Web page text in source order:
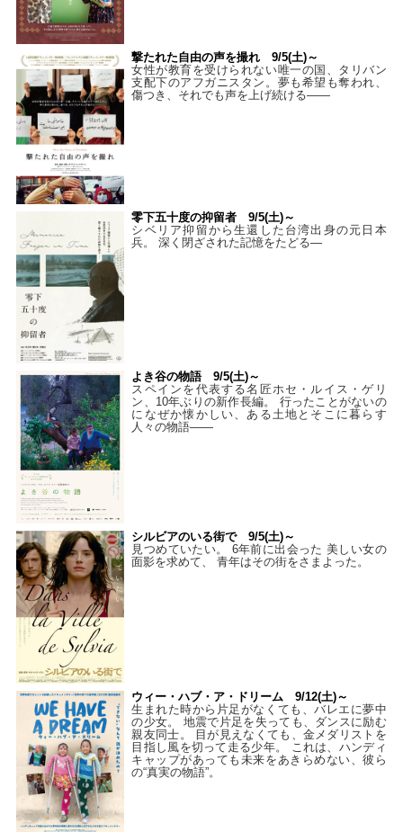
撃たれた自由の声を撮れ 9/5(土)～
女性が教育を受けられない唯一の国、タリバン
支配下のアフガニスタン。夢も希望も奪われ、
傷つき、それでも声を上げ続ける——
零下五十度の抑留者 9/5(土)～
シベリア抑留から生還した台湾出身の元日本
兵。 深く閉ざされた記憶をたどる—
よき谷の物語 9/5(土)～
スペインを代表する名匠ホセ・ルイス・ゲリ
ン、10年ぶりの新作長編。 行ったことがないの
になぜか懐かしい、ある土地とそこに暮らす
人々の物語――
シルビアのいる街で 9/5(土)～
見つめていたい。 6年前に出会った 美しい女の
面影を求めて、 青年はその街をさまよった。
ウィー・ハブ・ア・ドリーム 9/12(土)～
生まれた時から片足がなくても、バレエに夢中
の少女。 地震で片足を失っても、ダンスに励む
親友同士。 目が見えなくても、金メダリストを
目指し風を切って走る少年。 これは、ハンディ
キャップがあっても未来をあきらめない、彼ら
の“真実の物語”。